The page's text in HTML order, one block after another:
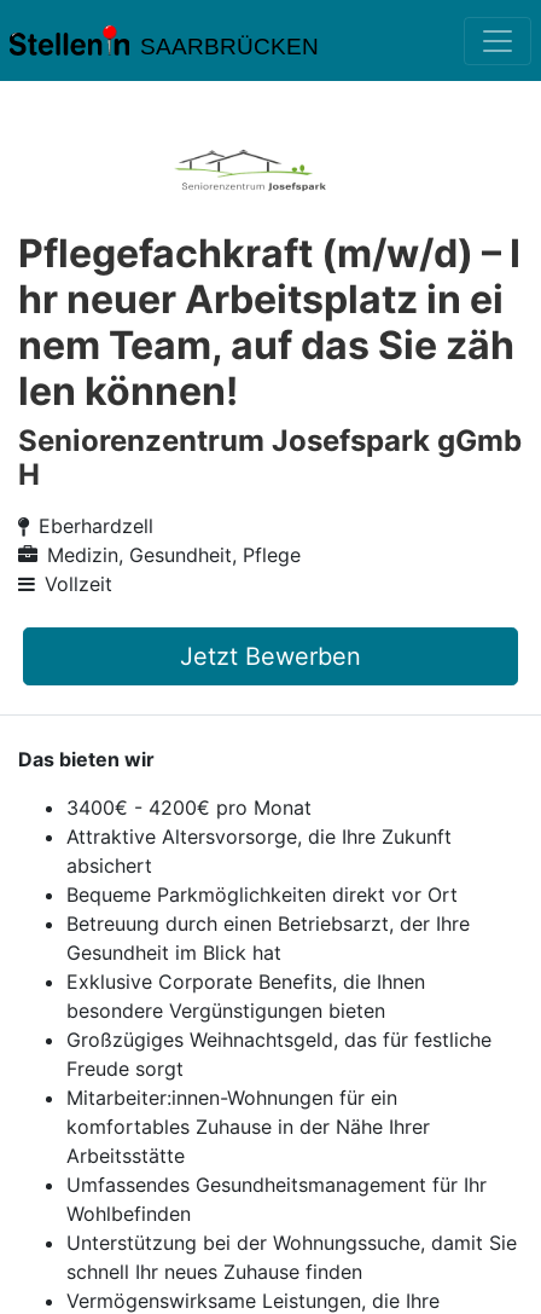
SAARBRÜCKEN
Pflegefachkraft (m/w/d) – I
hr neuer Arbeitsplatz in ei
nem Team, auf das Sie zäh
len können!
Seniorenzentrum Josefspark gGmb
H
Eberhardzell
Medizin, Gesundheit, Pflege
Vollzeit
Jetzt Bewerben
Das bieten wir
3400€ - 4200€ pro Monat
Attraktive Altersvorsorge, die Ihre Zukunft
absichert
Bequeme Parkmöglichkeiten direkt vor Ort
Betreuung durch einen Betriebsarzt, der Ihre
Gesundheit im Blick hat
Exklusive Corporate Benefits, die Ihnen
besondere Vergünstigungen bieten
Großzügiges Weihnachtsgeld, das für festliche
Freude sorgt
Mitarbeiter:innen-Wohnungen für ein
komfortables Zuhause in der Nähe Ihrer
Arbeitsstätte
Umfassendes Gesundheitsmanagement für Ihr
Wohlbefinden
Unterstützung bei der Wohnungssuche, damit Sie
schnell Ihr neues Zuhause finden
Vermögenswirksame Leistungen, die Ihre